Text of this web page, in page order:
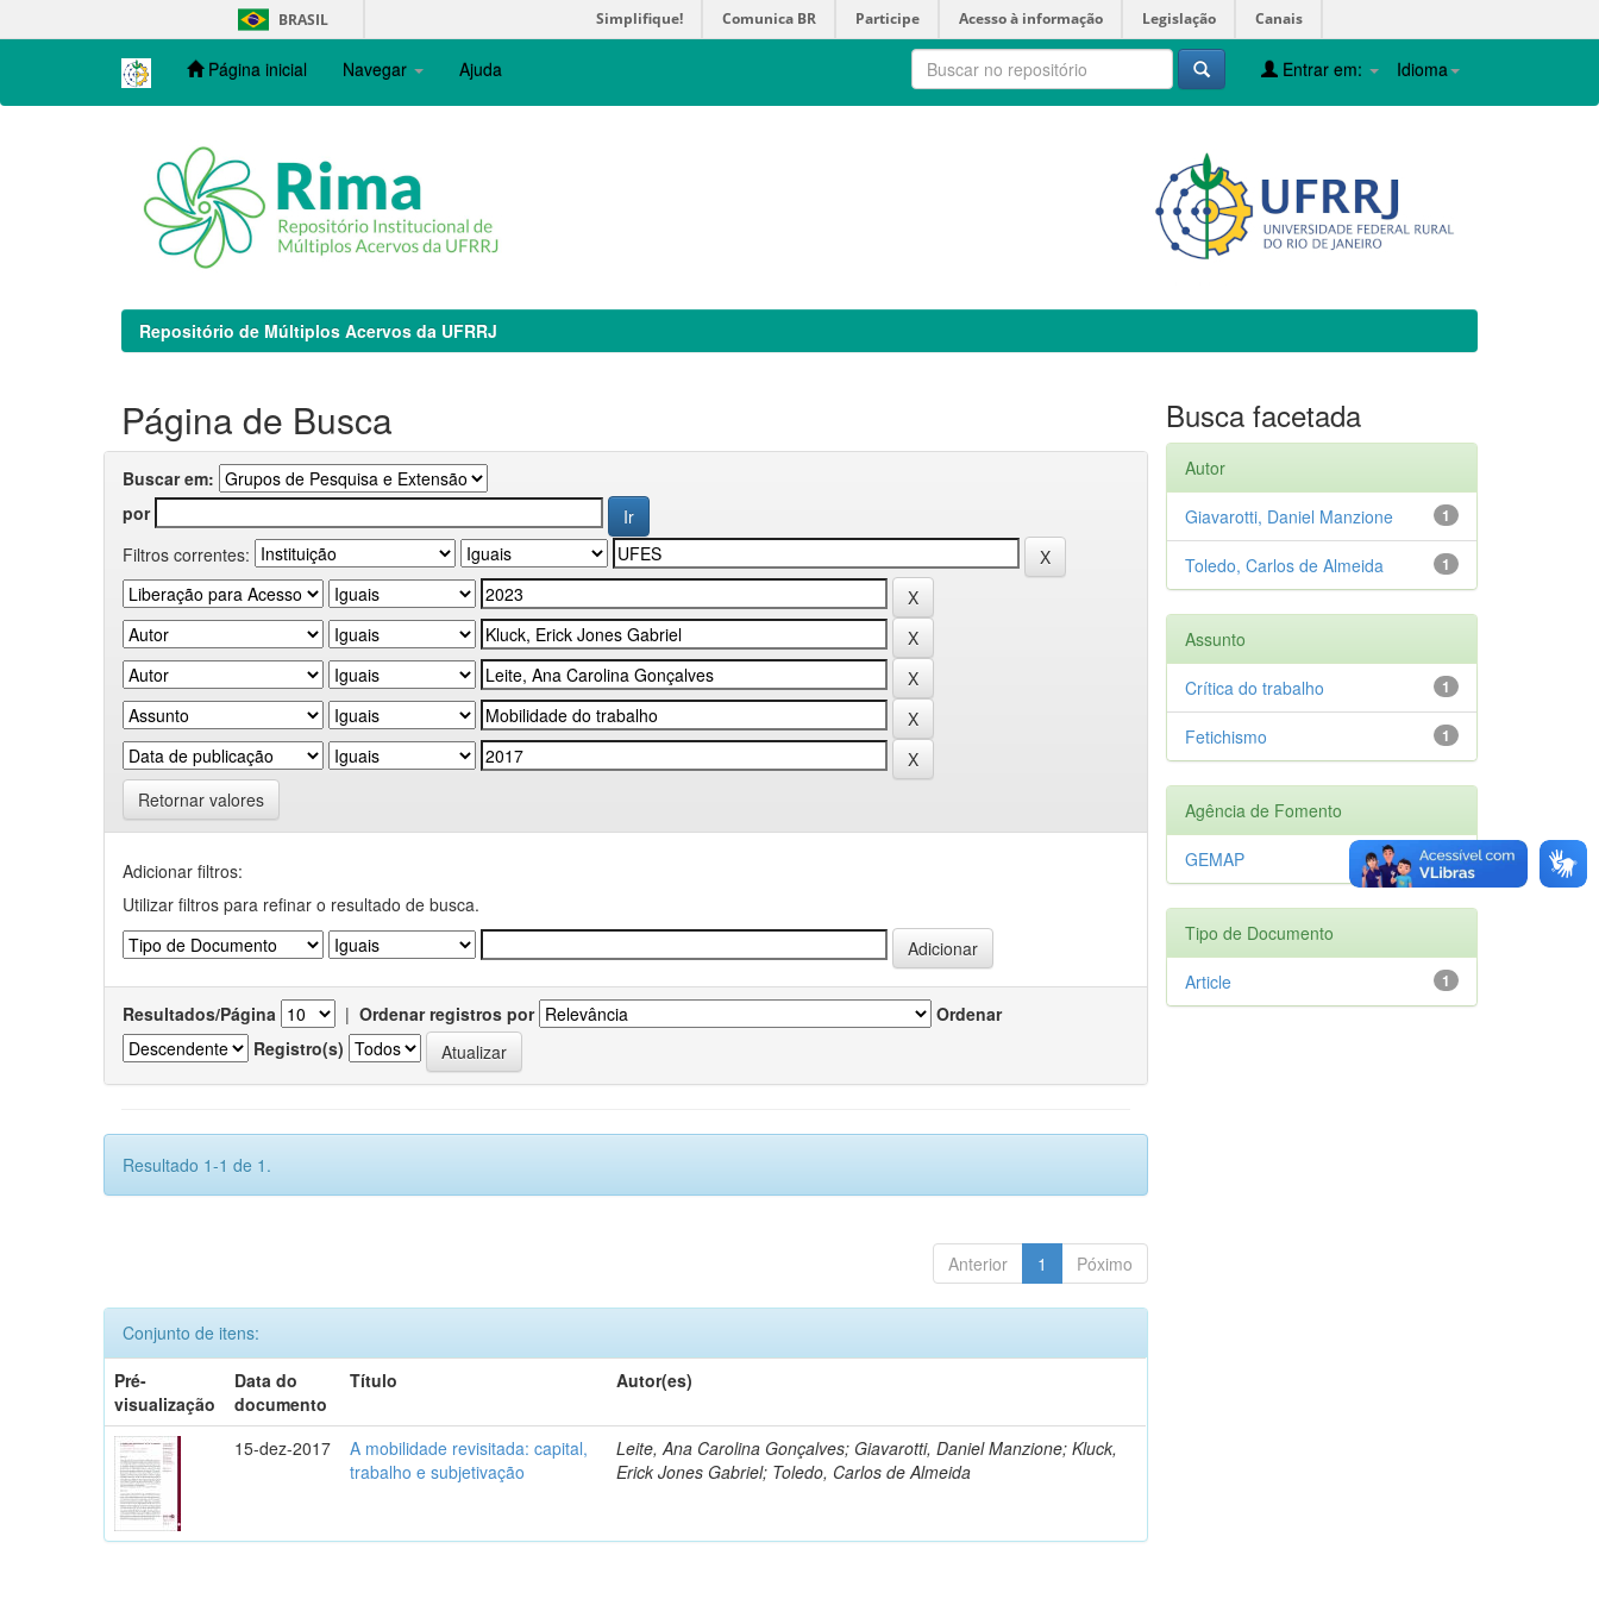
navigation
BRASIL Simplifique! Comunica BR Participe Acesso à informação Legislação Canais
Página inicial Navegar Ajuda Idioma
Entrar em:
Repositório de Múltiplos Acervos da UFRRJ
Página de Busca
Buscar em:
por
Filtros correntes:
Retornar valores
Adicionar filtros:
Utilizar filtros para refinar o resultado de busca.
Resultados/Página | Ordenar registros por
Ordenar
Registro(s)
Resultado 1-1 de 1.
Anterior 1 Póximo
Conjunto de itens:
Pré-
visualização
Data do
documento
Título Autor(es)
15-dez-2017
A mobilidade revisitada: capital,
trabalho e subjetivação
Leite, Ana Carolina Gonçalves; Giavarotti, Daniel Manzione; Kluck,
Erick Jones Gabriel; Toledo, Carlos de Almeida
Busca facetada
Autor
1
Giavarotti, Daniel Manzione
1
Toledo, Carlos de Almeida
Assunto
1
Crítica do trabalho
1
Fetichismo
Agência de Fomento
1
GEMAP
Tipo de Documento
1
Article